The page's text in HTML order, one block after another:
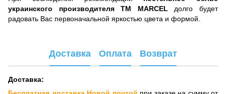
украинского производителя TM MARCEL долго будет
радовать Вас первоначальной яркостью цвета и формой.
Доставка Оплата Возврат
Доставка: